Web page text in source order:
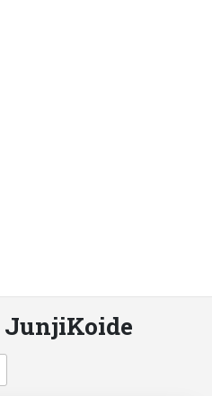
JunjiKoide